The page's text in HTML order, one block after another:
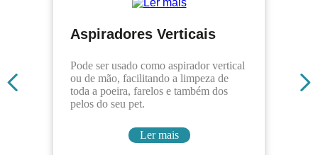
Aspiradores Verticais
Pode ser usado como aspirador vertical
ou de mão, facilitando a limpeza de
toda a poeira, farelos e também dos
pelos do seu pet.
Ler mais